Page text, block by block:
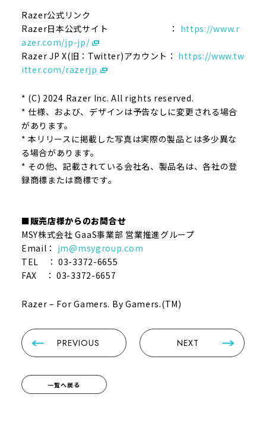
Razer公式リンク
Razer日本公式サイト ： https://www.r
azer.com/jp-jp/
Razer JP X(旧：Twitter)アカウント： https://www.tw
itter.com/razerjp
* (C) 2024 Razer Inc. All rights reserved.
* 仕様、および、デザインは予告なしに変更される場合
があります。
* 本リリースに掲載した写真は実際の製品とは多少異な
る場合があります。
* その他、記載されている会社名、製品名は、各社の登
録商標または商標です。
■販売店様からのお問合せ
MSY株式会社 GaaS事業部 営業推進グループ
Email： jm@msygroup.com
TEL ： 03-3372-6655
FAX ： 03-3372-6657
Razer – For Gamers. By Gamers.(TM)
PREVIOUS NEXT
一覧へ戻る